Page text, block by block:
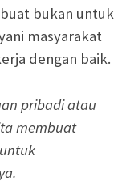
bukan untuk
masyarakat
dengan baik.
pribadi atau
membuat